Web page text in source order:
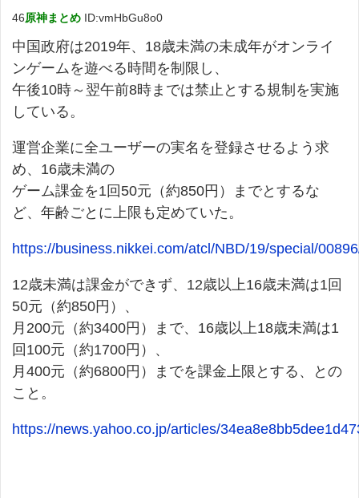
46原神まとめ ID:vmHbGu8o0
中国政府は2019年、18歳未満の未成年がオンライ
ンゲームを遊べる時間を制限し、
午後10時～翌午前8時までは禁止とする規制を実施
している。
運営企業に全ユーザーの実名を登録させるよう求
め、16歳未満の
ゲーム課金を1回50元（約850円）までとするな
ど、年齢ごとに上限も定めていた。
https://business.nikkei.com/atcl/NBD/19/special/
12歳未満は課金ができず、12歳以上16歳未満は1回
50元（約850円）、
月200元（約3400円）まで、16歳以上18歳未満は1
回100元（約1700円）、
月400元（約6800円）までを課金上限とする、との
こと。
https://news.yahoo.co.jp/articles/